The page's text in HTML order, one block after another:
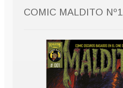
COMIC MALDITO Nº1